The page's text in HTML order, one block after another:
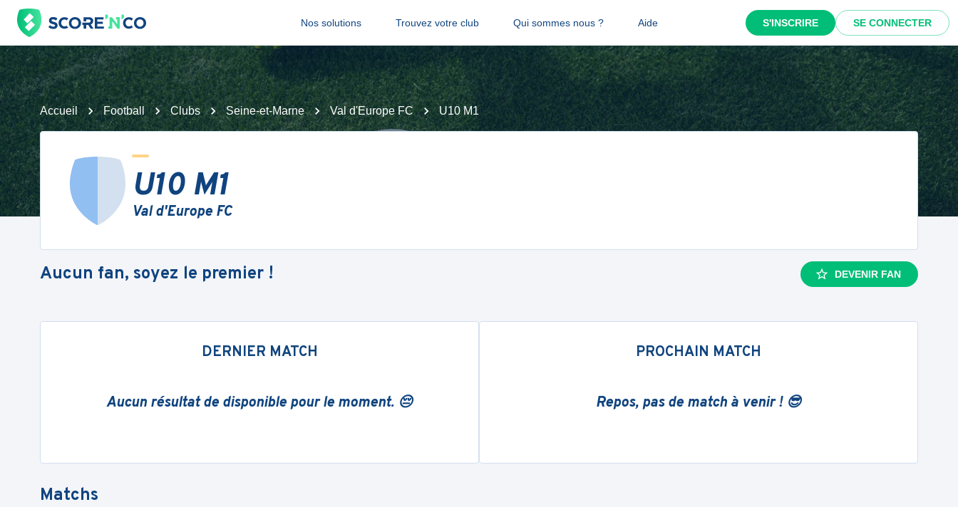
Nos solutions Trouvez votre club Qui sommes nous ? Aide S'INSCRIRE SE CONNECTER
Accueil Football Clubs Seine-et-Marne Val d'Europe FC U10 M1
U10 M1
Val d'Europe FC
Aucun fan, soyez le premier ! DEVENIR FAN
DERNIER MATCH
Aucun résultat de disponible pour le moment. 😔
PROCHAIN MATCH
Repos, pas de match à venir ! 😎
Matchs